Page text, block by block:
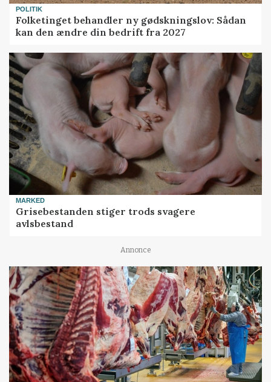
POLITIK
Folketinget behandler ny gødskningslov: Sådan
kan den ændre din bedrift fra 2027
MARKED
Grisebestanden stiger trods svagere
avlsbestand
Annonce